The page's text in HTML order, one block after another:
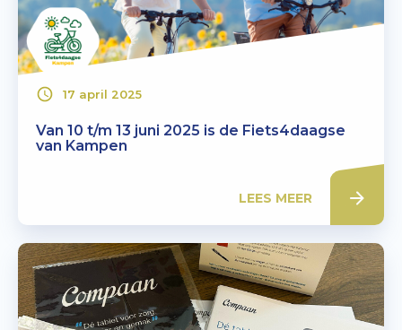
Van 10 t/m 13 juni 2025 is de Fiets4daagse
van Kampen
17 april 2025
LEES MEER